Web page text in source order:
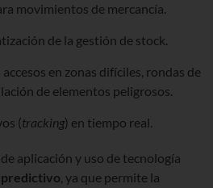
movimientos de mercancía.
de la gestión de stock.
en zonas difíciles, rondas de
de elementos peligrosos.
(tracking) en tiempo real.
aplicación y uso de tecnología
, ya que permite la